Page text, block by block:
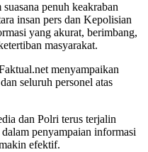
penuh keakraban
insan pers dan Kepolisian
yang akurat, berimbang,
masyarakat.
menyampaikan
seluruh personel atas
dan Polri terus terjalin
penyampaian informasi
efektif.